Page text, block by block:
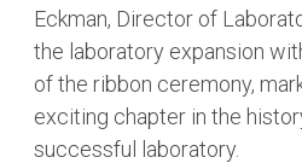
Eckman, Director of
the laboratory expansion
of the ribbon ceremony,
exciting chapter in the
successful laboratory.